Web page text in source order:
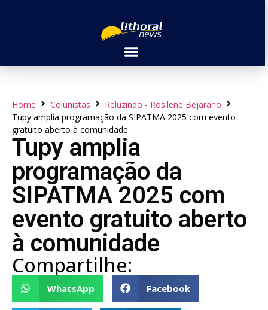
Home Colunistas
Reluzindo - Rosilene Bejarano
Tupy amplia programação da SIPATMA 2025 com evento
gratuito aberto à comunidade
Tupy amplia
programação da
SIPATMA 2025 com
evento gratuito aberto
à comunidade
Compartilhe:
WhatsApp Facebook